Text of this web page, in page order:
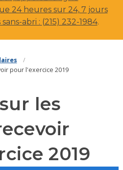
24 heures sur 24, 7 jours
abri : (215) 232-1984.
pour l'exercice 2019
les
2019